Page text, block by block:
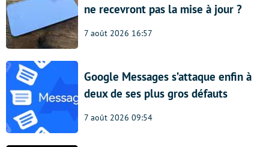
ne recevront pas la mise à jour ?
7 août 2026 16:57
Google Messages s’attaque enfin à
deux de ses plus gros défauts
7 août 2026 09:54